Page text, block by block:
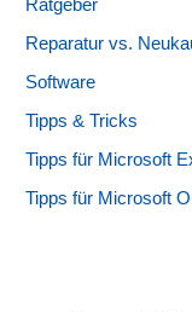
Ratgeber
Reparatur vs.
Software
Tipps & Tricks
Tipps für Microsoft
Tipps für Microsoft